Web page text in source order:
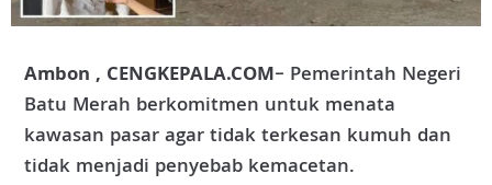
Ambon , CENGKEPALA.COM– Pemerintah Negeri
Batu Merah berkomitmen untuk menata
kawasan pasar agar tidak terkesan kumuh dan
tidak menjadi penyebab kemacetan.